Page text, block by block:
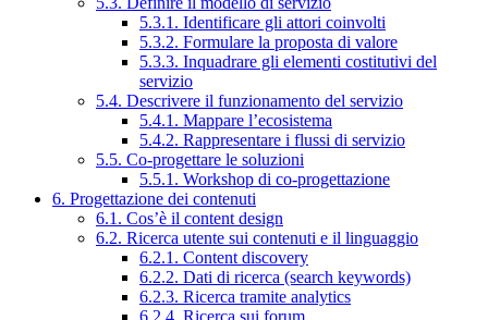
5.3.1. Identificare gli attori coinvolti
5.3.2. Formulare la proposta di valore
5.3.3. Inquadrare gli elementi costitutivi del
servizio
5.4. Descrivere il funzionamento del servizio
5.4.1. Mappare l’ecosistema
5.4.2. Rappresentare i flussi di servizio
5.5. Co-progettare le soluzioni
5.5.1. Workshop di co-progettazione
6. Progettazione dei contenuti
6.1. Cos’è il content design
6.2. Ricerca utente sui contenuti e il linguaggio
6.2.1. Content discovery
6.2.2. Dati di ricerca (search keywords)
6.2.3. Ricerca tramite analytics
6.2.4. Ricerca sui forum